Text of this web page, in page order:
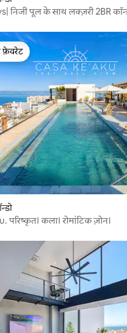
निजी पूल के साथ लक्ज़री 2BR
फ़ेवरेट
फ़ेवरेट
परिष्कृत। कला। रोमांटिक ज़ोन।